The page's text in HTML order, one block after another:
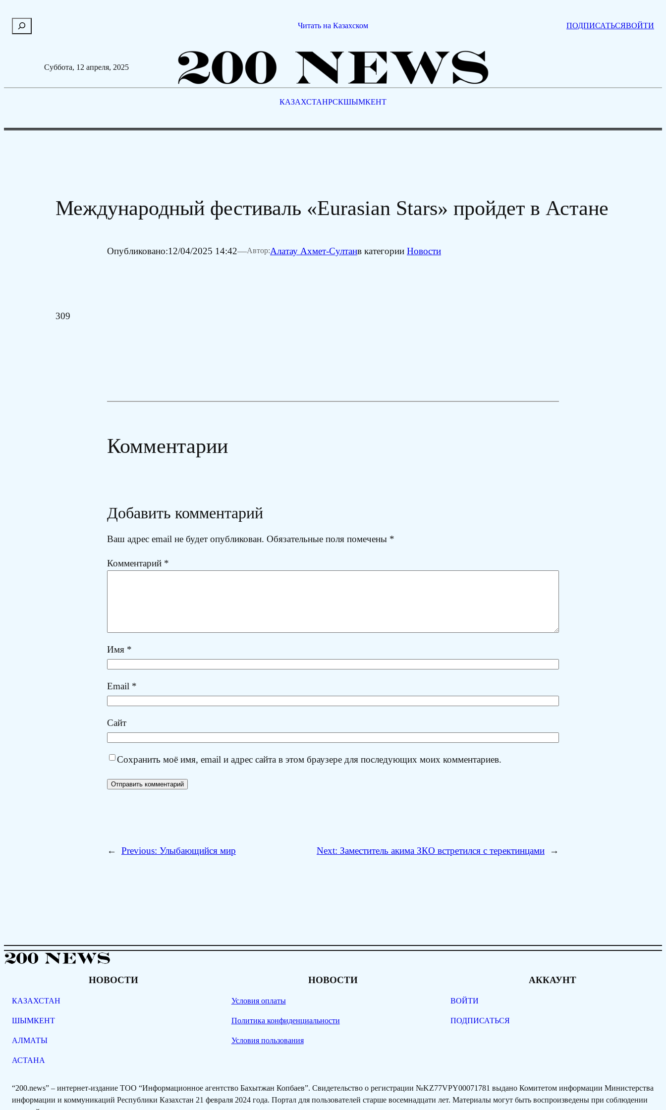
о
Читать на Казахском ПОДПИСАТЬСЯВОЙТИ
Суббота, 12 апреля, 2025
КАЗАХСТАНРСКШЫМКЕНТ
Международный фестиваль «Eurasian Stars» пройдет в Астане
Опубликовано:12/04/2025 14:42—Автор:Алатау Ахмет-Султанв категории Новости
309
Комментарии
Добавить комментарий
Ваш адрес email не будет опубликован. Обязательные поля помечены *
Комментарий *
Имя *
Email *
Сайт
Сохранить моё имя, email и адрес сайта в этом браузере для последующих моих комментариев.
← Previous: Улыбающийся мир Next: Заместитель акима ЗКО встретился с теректинцами →
НОВОСТИ
КАЗАХСТАН
ШЫМКЕНТ
АЛМАТЫ
АСТАНА
НОВОСТИ
Условия оплаты
Политика конфиденциальности
Условия пользования
АККАУНТ
ВОЙТИ
ПОДПИСАТЬСЯ
“200.news” – интернет-издание ТОО “Информационное агентство Бахытжан Копбаев”. Свидетельство о регистрации №KZ77VPY00071781 выдано Комитетом информации Министерства
информации и коммуникаций Республики Казахстан 21 февраля 2024 года. Портал для пользователей старше восемнадцати лет. Материалы могут быть воспроизведены при соблюдении